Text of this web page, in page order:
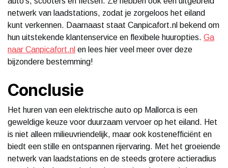
netwerk van laadstations, zodat je zorgeloos het eiland
kunt verkennen. Daarnaast staat Canpicafort.nl bekend om
hun uitstekende klantenservice en flexibele huuropties. Ga
naar Canpicafort.nl en lees hier veel meer over deze
bijzondere bestemming!
Conclusie
Het huren van een elektrische auto op Mallorca is een
geweldige keuze voor duurzaam vervoer op het eiland. Het
is niet alleen milieuvriendelijk, maar ook kostenefficiënt en
biedt een stille en ontspannen rijervaring. Met het groeiende
netwerk van laadstations en de steeds grotere actieradius